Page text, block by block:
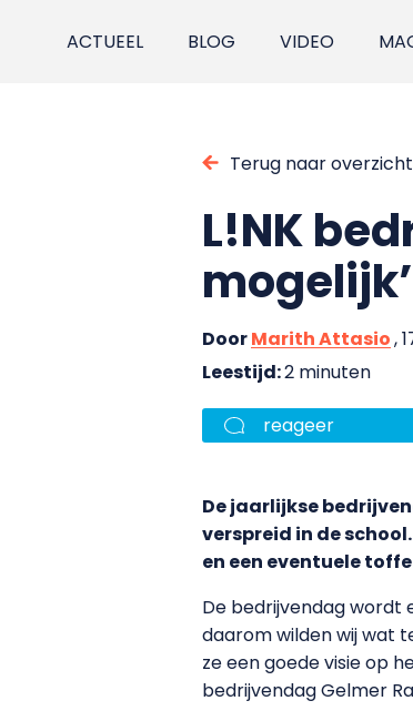
ACTUEEL BLOG VIDEO
Terug naar overzicht
L!NK
mogelijk’
DoorMarith Attasio,
Leestijd:2 minuten
reageer
De jaarlijkse
verspreid in de
en een eventuele
De bedrijvendag wordt
daarom wilden wij wat
ze een goede visie op
bedrijvendag Gelmer